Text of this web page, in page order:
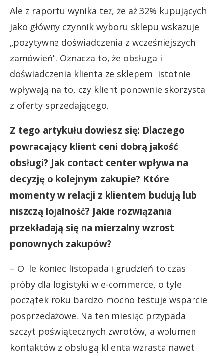
Ale z raportu wynika też, że aż 32% kupujących
jako główny czynnik wyboru sklepu wskazuje
„pozytywne doświadczenia z wcześniejszych
zamówień”. Oznacza to, że obsługa i
doświadczenia klienta ze sklepem istotnie
wpływają na to, czy klient ponownie skorzysta
z oferty sprzedającego.
Z tego artykułu dowiesz się: Dlaczego
powracający klient ceni dobrą jakość
obsługi? Jak contact center wpływa na
decyzję o kolejnym zakupie? Które
momenty w relacji z klientem budują lub
niszczą lojalność? Jakie rozwiązania
przekładają się na mierzalny wzrost
ponownych zakupów?
– O ile koniec listopada i grudzień to czas
próby dla logistyki w e-commerce, o tyle
początek roku bardzo mocno testuje wsparcie
posprzedażowe. Na ten miesiąc przypada
szczyt poświątecznych zwrotów, a wolumen
kontaktów z obsługą klienta wzrasta nawet